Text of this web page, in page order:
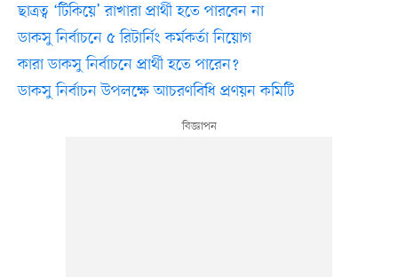
ছাত্রত্ব ‘টিকিয়ে’ রাখারা প্রার্থী হতে পারবেন না
ডাকসু নির্বাচনে ৫ রিটার্নিং কর্মকর্তা নিয়োগ
কারা ডাকসু নির্বাচনে প্রার্থী হতে পারেন?
ডাকসু নির্বাচন উপলক্ষে আচরণবিধি প্রণয়ন কমিটি